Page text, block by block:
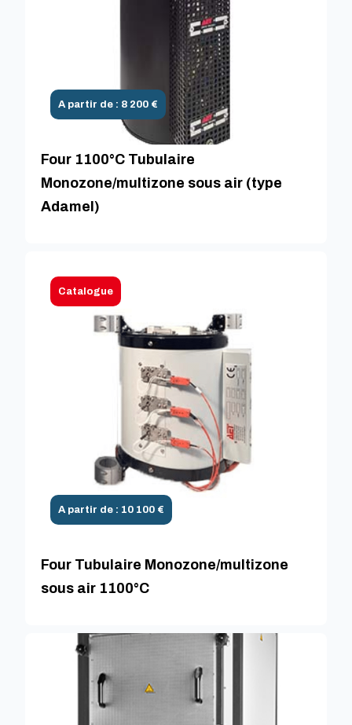
A partir de : 8 200 €
Four 1100°C Tubulaire
Monozone/multizone sous air (type
Adamel)
Catalogue
A partir de : 10 100 €
Four Tubulaire Monozone/multizone
sous air 1100°C